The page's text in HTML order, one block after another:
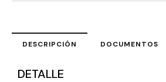
DESCRIPCIÓN DOCUMENTOS
DETALLE